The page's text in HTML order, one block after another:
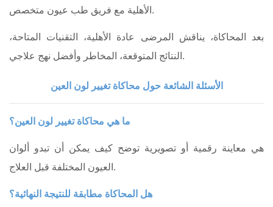
الأهلية مع فريق طب عيون متخصص.
بعد المحاكاة، يناقش المرضى عادة الأهلية، التقنيات المتاحة،
النتائج المتوقعة، المخاطر وأفضل نهج علاجي.
الأسئلة الشائعة حول محاكاة تغيير لون العين
ما هي محاكاة تغيير لون العين؟
هي معاينة رقمية أو تصويرية توضح كيف يمكن أن تبدو ألوان
العيون المختلفة قبل العلاج.
هل المحاكاة مطابقة للنتيجة النهائية؟